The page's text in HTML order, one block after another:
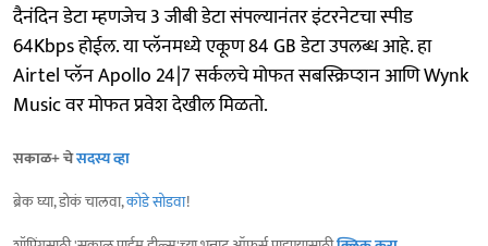
दैनंदिन डेटा म्हणजेच 3 जीबी डेटा संपल्यानंतर इंटरनेटचा स्पीड
64Kbps होईल. या प्लॅनमध्ये एकूण 84 GB डेटा उपलब्ध आहे. हा
Airtel प्लॅन Apollo 24|7 सर्कलचे मोफत सबस्क्रिप्शन आणि Wynk
Music वर मोफत प्रवेश देखील मिळतो.
सकाळ+ चेसदस्य व्हा
ब्रेक घ्या, डोकं चालवा,कोडे सोडवा!